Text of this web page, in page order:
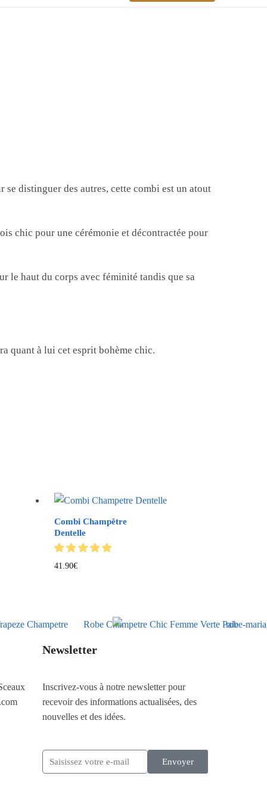
se distinguer des autres, cette combi est un atout
chic pour une cérémonie et décontractée pour
le haut du corps avec féminité tandis que sa
quant à lui cet esprit bohème chic.
Combi Champêtre
Dentelle
41.90€
Newsletter
Inscrivez-vous à notre newsletter pour
recevoir des informations actualisées, des
nouvelles et des idées.
Envoyer